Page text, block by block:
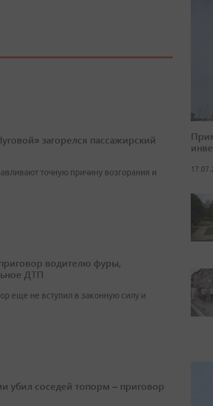
загорелся пассажирский
точную причину возгорания и
водителю фуры,
ДТП
еще не вступил в законную силу и
убил соседей топорм – приговор